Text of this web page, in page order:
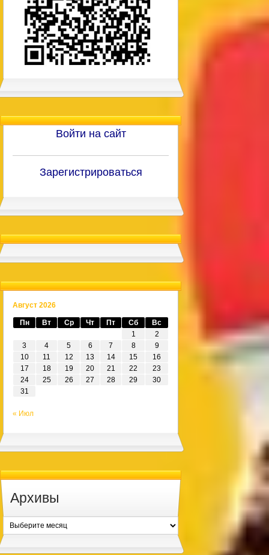
Войти на сайт
Зарегистрироваться
Август 2026
Пн Вт Ср Чт Пт Сб
Вс
1
2
3
4 5 6 7 8
9
10
11 12 13 14 15
16
17
18 19 20 21 22
23
24
25 26 27 28 29
30
31
« Июл
Архивы
Архивы